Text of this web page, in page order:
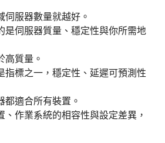
伺服器數量就越好。
是伺服器質量、穩定性與你所需地
高質量。
指標之一，穩定性、延遲可預測性
都適合所有裝置。
、作業系統的相容性與設定差異，